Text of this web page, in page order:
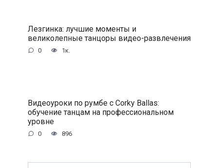
Лезгинка: лучшие моменты и
великолепные танцоры видео-развлечения
0 1к.
Видеоуроки по румбе с Corky Ballas:
обучение танцам на профессиональном
уровне
0 896